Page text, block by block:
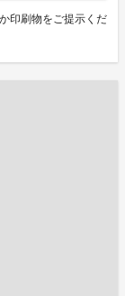
印刷物をご提示くだ